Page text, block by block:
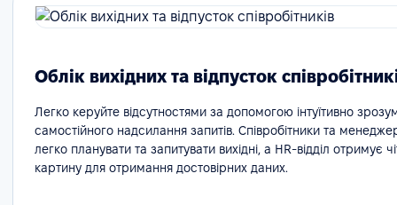
Облік вихідних та відпусток
Легко керуйте відсутностями за допомогою інтуїтивно
самостійного надсилання запитів. Співробітники та
легко планувати та запитувати вихідні, а HR-відділ отримує
картину для отримання достовірних даних.